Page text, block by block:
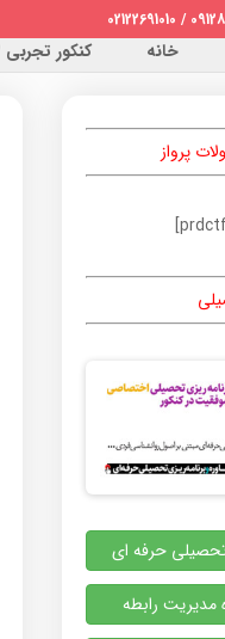
خانه کنکور تجربی 1403
پرواز
حرفه ای
رابطه